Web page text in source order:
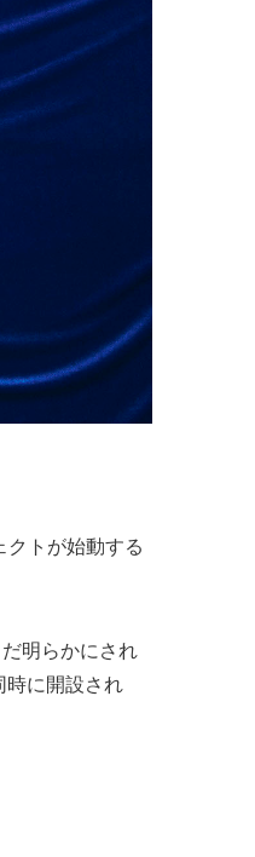
トが始動する
明らかにされ
時に開設され